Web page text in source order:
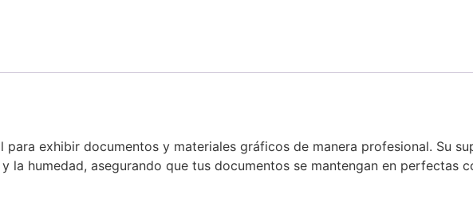
para exhibir documentos y materiales gráficos de manera profesional. Su
la humedad, asegurando que tus documentos se mantengan en perfectas